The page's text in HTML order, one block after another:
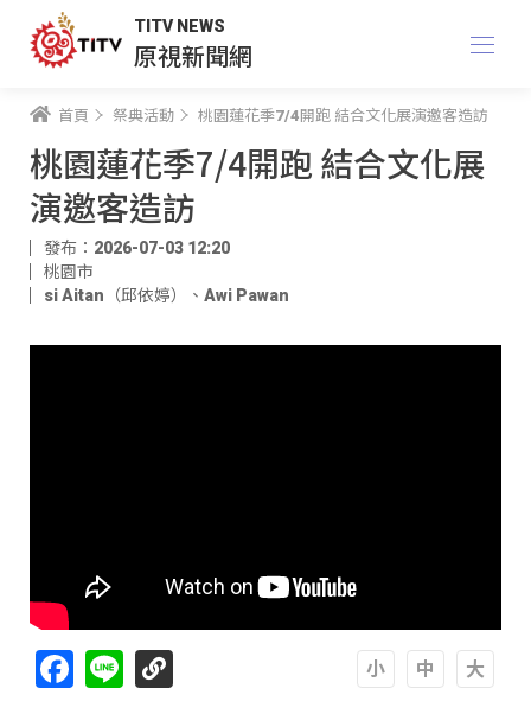
TITV NEWS
原視新聞網
首頁 祭典活動 桃園蓮花季7/4開跑 結合文化展演邀客造訪
桃園蓮花季7/4開跑 結合文化展
演邀客造訪
發布：2026-07-03 12:20
桃園市
si Aitan（邱依婷）
、 Awi Pawan
Facebook
Line